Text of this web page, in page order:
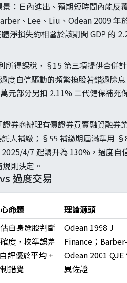
：日內進出、預期短時間內能反
、Lee、Liu、Odean 2009 年
淨損失約相當於該期間 GDP 的
得課稅，§15 第三項提供合併
度自信驅動的頻繁換股若錯過除
元部分另扣 2.11% 二代健保補充
券商辦理有價證券買賣融資融券
人補繳；§55 補繳期屆滿準用
4/7 起調升為 130%，過度自
則決定。
過度交易
命題 理論源頭
自身選股判斷
度，校準誤差
評優於平均 +
錯覺
Odean 1998 J
Finance；Barber-
Odean 2001 QJE
異佐證